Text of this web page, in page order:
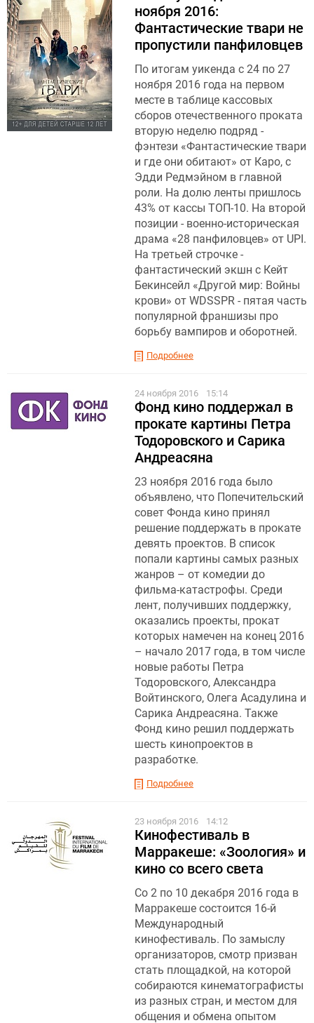
ноября 2016:
Фантастические твари не
пропустили панфиловцев
По итогам уикенда с 24 по 27
ноября 2016 года на первом
месте в таблице кассовых
сборов отечественного проката
вторую неделю подряд -
фэнтези «Фантастические твари
и где они обитают» от Каро, с
Эдди Редмэйном в главной
роли. На долю ленты пришлось
43% от кассы ТОП-10. На второй
позиции - военно-историческая
драма «28 панфиловцев» от UPI.
На третьей строчке -
фантастический экшн с Кейт
Бекинсейл «Другой мир: Войны
крови» от WDSSPR - пятая часть
популярной франшизы про
борьбу вампиров и оборотней.
Подробнее
24 ноября 2016 15:14
Фонд кино поддержал в
прокате картины Петра
Тодоровского и Сарика
Андреасяна
23 ноября 2016 года было
объявлено, что Попечительский
совет Фонда кино принял
решение поддержать в прокате
девять проектов. В список
попали картины самых разных
жанров – от комедии до
фильма-катастрофы. Среди
лент, получивших поддержку,
оказались проекты, прокат
которых намечен на конец 2016
– начало 2017 года, в том числе
новые работы Петра
Тодоровского, Александра
Войтинского, Олега Асадулина и
Сарика Андреасяна. Также
Фонд кино решил поддержать
шесть кинопроектов в
разработке.
Подробнее
23 ноября 2016 14:12
Кинофестиваль в
Марракеше: «Зоология» и
кино со всего света
Со 2 по 10 декабря 2016 года в
Марракеше состоится 16-й
Международный
кинофестиваль. По замыслу
организаторов, смотр призван
стать площадкой, на которой
собираются кинематографисты
из разных стран, и местом для
общения и обмена опытом